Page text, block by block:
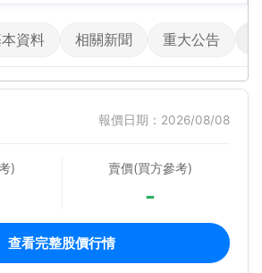
資料 相關新聞 重大公告
報價日期：2026/08/08
) 賣價(買方參考)
-
查看完整股價行情